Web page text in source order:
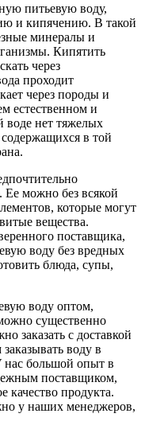
питьевую воду,
и кипячению. В такой
минералы и
Кипятить
через
проходит
через породы и
естественном и
воде нет тяжелых
в той
Ее можно без всякой
которые могут
вещества.
поставщика,
воду без вредных
блюда, супы,
воду оптом,
существенно
заказать с доставкой
воду в
нас большой опыт в
поставщиком,
качество продукта.
у наших менеджеров,